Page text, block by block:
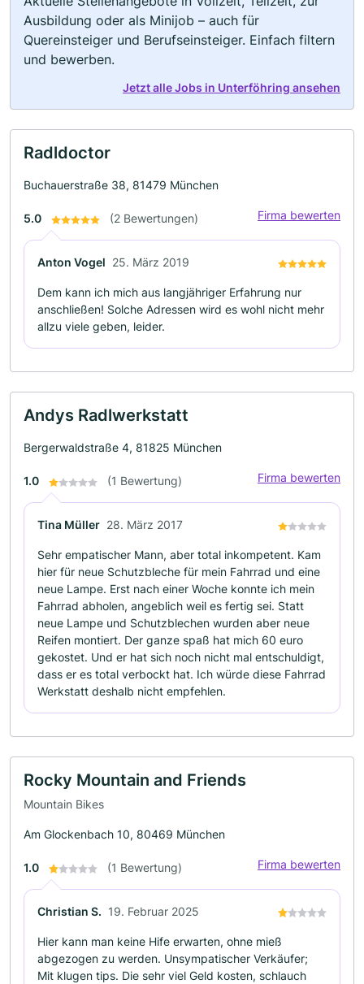
Ausbildung oder als Minijob – auch für
Quereinsteiger und Berufseinsteiger. Einfach filtern
und bewerben.
Jetzt alle Jobs in Unterföhring ansehen
Radldoctor
Buchauerstraße 38, 81479 München
5.0 (2 Bewertungen) Firma bewerten
Anton Vogel 25. März 2019
Dem kann ich mich aus langjähriger Erfahrung nur
anschließen! Solche Adressen wird es wohl nicht mehr
allzu viele geben, leider.
Andys Radlwerkstatt
Bergerwaldstraße 4, 81825 München
1.0 (1 Bewertung) Firma bewerten
Tina Müller 28. März 2017
Sehr empatischer Mann, aber total inkompetent. Kam
hier für neue Schutzbleche für mein Fahrrad und eine
neue Lampe. Erst nach einer Woche konnte ich mein
Fahrrad abholen, angeblich weil es fertig sei. Statt
neue Lampe und Schutzblechen wurden aber neue
Reifen montiert. Der ganze spaß hat mich 60 euro
gekostet. Und er hat sich noch nicht mal entschuldigt,
dass er es total verbockt hat. Ich würde diese Fahrrad
Werkstatt deshalb nicht empfehlen.
Rocky Mountain and Friends
Mountain Bikes
Am Glockenbach 10, 80469 München
1.0 (1 Bewertung) Firma bewerten
Christian S. 19. Februar 2025
Hier kann man keine Hife erwarten, ohne mieß
abgezogen zu werden. Unsympatischer Verkäufer;
Mit klugen tips. Die sehr viel Geld kosten, schlauch